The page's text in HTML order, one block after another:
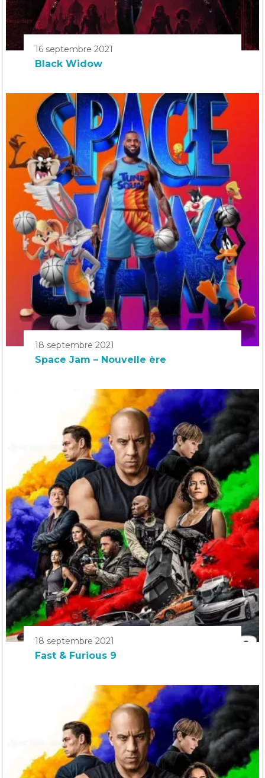
16 septembre 2021
Black Widow
18 septembre 2021
Space Jam – Nouvelle ère
18 septembre 2021
Fast & Furious 9